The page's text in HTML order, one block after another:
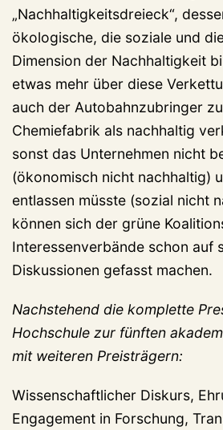
„Nachhaltigkeitsdreieck“,
ökologische, die soziale und
Dimension der Nachhaltigkeit
etwas mehr über diese
auch der Autobahnzubringer
Chemiefabrik als nachhaltig
sonst das Unternehmen nicht
(ökonomisch nicht nachhaltig)
entlassen müsste (sozial nicht
können sich der grüne
Interessenverbände schon auf
Diskussionen gefasst machen.
Nachstehend die komplette
Hochschule zur fünften
mit weiteren Preisträgern:
Wissenschaftlicher Diskurs,
Engagement in Forschung,